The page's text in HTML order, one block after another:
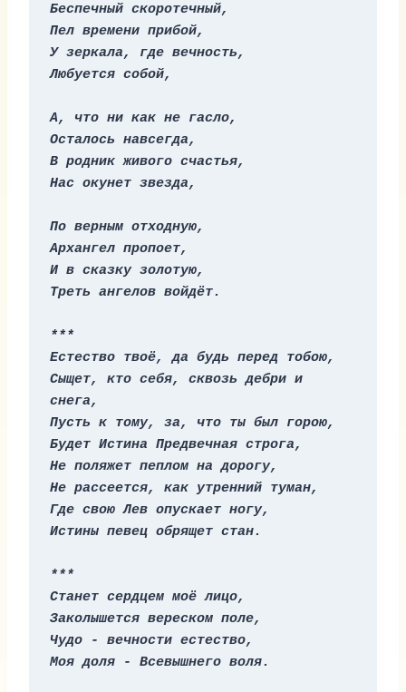
Беспечный скоротечный,
Пел времени прибой,
У зеркала, где вечность,
Любуется собой,
А, что ни как не гасло,
Осталось навсегда,
В родник живого счастья,
Нас окунет звезда,
По верным отходную,
Архангел пропоет,
И в сказку золотую,
Треть ангелов войдёт.
***
Естество твоё, да будь перед тобою,
Сыщет, кто себя, сквозь дебри и
снега,
Пусть к тому, за, что ты был горою,
Будет Истина Предвечная строга,
Не поляжет пеплом на дорогу,
Не рассеется, как утренний туман,
Где свою Лев опускает ногу,
Истины певец обрящет стан.
***
Станет сердцем моё лицо,
Заколышется вереском поле,
Чудо - вечности естество,
Моя доля - Всевышнего воля.